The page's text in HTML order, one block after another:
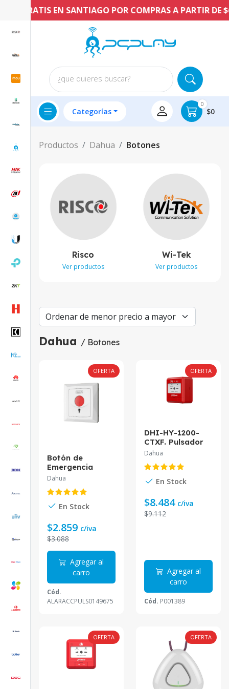
GRATIS EN SANTIAGO POR COMPRAS A PARTIR DE
¿que quieres buscar?
Categorías
0
$0
Productos Dahua Botones
Risco
Ver productos
Wi-Tek
Ver productos
Dahua / Botones
OFERTA
Botón de
Emergencia
Dahua ABS
ARD811*
Dahua
En Stock
$2.859 c/iva
$3.088
Agregar al
carro
Cód.
ALARACCPULS0149675
OFERTA
DHI-HY-1200-
CTXF. Pulsador
manual
hilos para
central de
Wisualarm
Dahua
En Stock
$8.484 c/iva
$9.112
Agregar al
carro
Cód. P001389
OFERTA OFERTA